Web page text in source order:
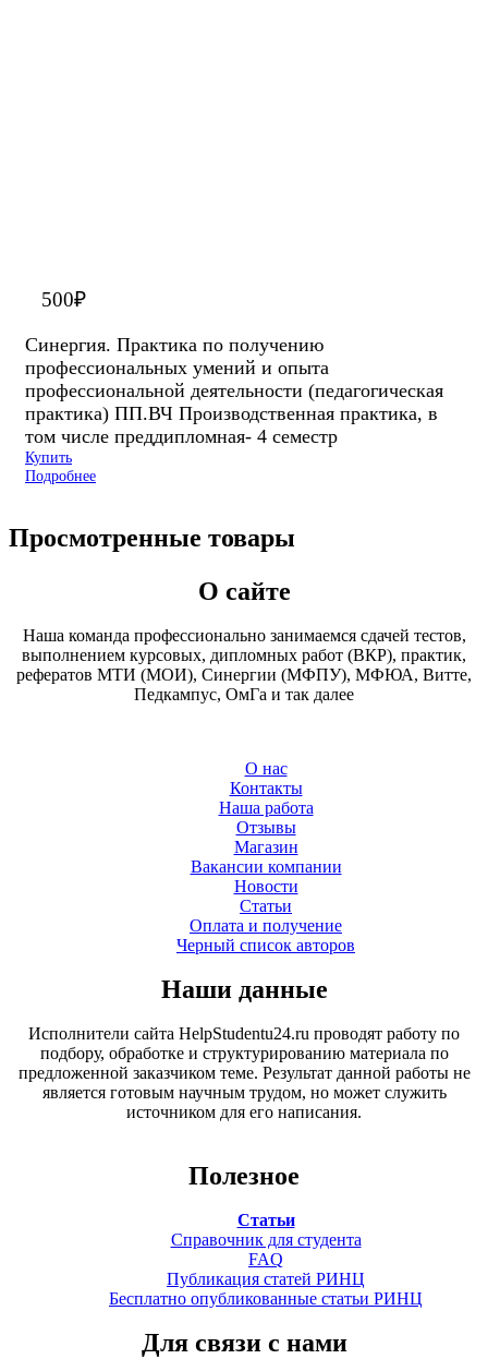
500₽
Синергия. Практика по получению
профессиональных умений и опыта
профессиональной деятельности (педагогическая
практика) ПП.ВЧ Производственная практика, в
том числе преддипломная- 4 семестр
Купить
Подробнее
Просмотренные товары
О сайте
Наша команда профессионально занимаемся сдачей тестов,
выполнением курсовых, дипломных работ (ВКР), практик,
рефератов МТИ (МОИ), Синергии (МФПУ), МФЮА, Витте,
Педкампус, ОмГа и так далее
О нас
Контакты
Наша работа
Отзывы
Магазин
Вакансии компании
Новости
Статьи
Оплата и получение
Черный список авторов
Наши данные
Исполнители сайта HelpStudentu24.ru проводят работу по
подбору, обработке и структурированию материала по
предложенной заказчиком теме. Результат данной работы не
является готовым научным трудом, но может служить
источником для его написания.
Полезное
Статьи
Справочник для студента
FAQ
Публикация статей РИНЦ
Бесплатно опубликованные статьи РИНЦ
Для связи с нами